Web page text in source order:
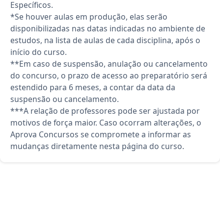
Específicos.
*Se houver aulas em produção, elas serão
disponibilizadas nas datas indicadas no ambiente de
estudos, na lista de aulas de cada disciplina, após o
início do curso.
**Em caso de suspensão, anulação ou cancelamento
do concurso, o prazo de acesso ao preparatório será
estendido para 6 meses, a contar da data da
suspensão ou cancelamento.
***A relação de professores pode ser ajustada por
motivos de força maior. Caso ocorram alterações, o
Aprova Concursos se compromete a informar as
mudanças diretamente nesta página do curso.